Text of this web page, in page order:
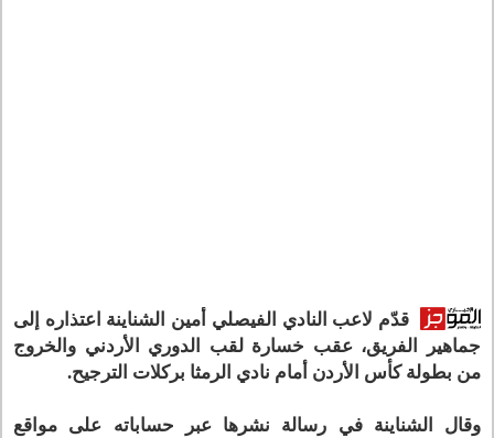
قدّم لاعب النادي الفيصلي أمين الشناينة اعتذاره إلى
جماهير الفريق، عقب خسارة لقب الدوري الأردني والخروج
من بطولة كأس الأردن أمام نادي الرمثا بركلات الترجيح.
وقال الشناينة في رسالة نشرها عبر حساباته على مواقع